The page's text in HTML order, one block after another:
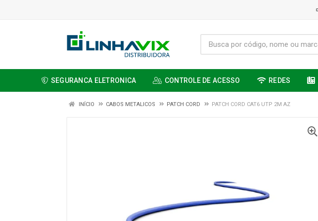
SEGURANCA ELETRONICA CONTROLE DE ACESSO REDES
INÍCIO CABOS METALICOS PATCH CORD PATCH CORD CAT6 UTP 2M AZ